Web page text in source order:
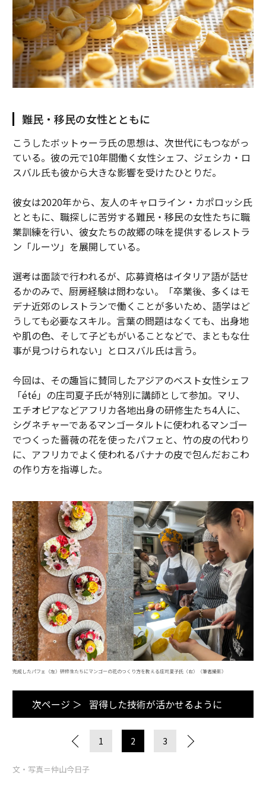
難民・移民の女性とともに
こうしたボットゥーラ氏の思想は、次世代にもつながっ
ている。彼の元で10年間働く女性シェフ、ジェシカ・ロ
スバル氏も彼から大きな影響を受けたひとりだ。
彼女は2020年から、友人のキャロライン・カポロッシ氏
とともに、職探しに苦労する難民・移民の女性たちに職
業訓練を行い、彼女たちの故郷の味を提供するレストラ
ン「ルーツ」を展開している。
選考は面談で行われるが、応募資格はイタリア語が話せ
るかのみで、厨房経験は問わない。「卒業後、多くはモ
デナ近郊のレストランで働くことが多いため、語学はど
うしても必要なスキル。言葉の問題はなくても、出身地
や肌の色、そして子どもがいることなどで、まともな仕
事が見つけられない」とロスバル氏は言う。
今回は、その趣旨に賛同したアジアのベスト女性シェフ
「été」の庄司夏子氏が特別に講師として参加。マリ、
エチオピアなどアフリカ各地出身の研修生たち4人に、
シグネチャーであるマンゴータルトに使われるマンゴー
でつくった薔薇の花を使ったパフェと、竹の皮の代わり
に、アフリカでよく使われるバナナの皮で包んだおこわ
の作り方を指導した。
完成したパフェ（左）研修生たちにマンゴーの花のつくり方を教える庄司夏子氏（右）（筆者撮影）
次ページ ＞ 習得した技術が活かせるように
1 2 3
文・写真＝仲山今日子